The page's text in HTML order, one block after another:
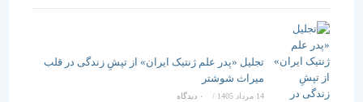
تجلیل «پدر علم ژنتیک ایران» از تپشِ زندگی در قلب
میراث شوشتر
14 مرداد 1405 / ۰ دیدگاه